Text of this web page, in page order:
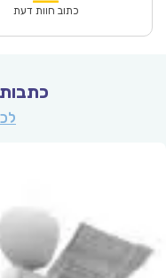
₪61.00.
כתוב חוות דעת